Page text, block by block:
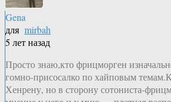
Gena
для mirbah
5 лет назад
Просто знаю,кто фрицморген
гомно-присосалко по хайповым
Хенрену, но в сторону сотониста-